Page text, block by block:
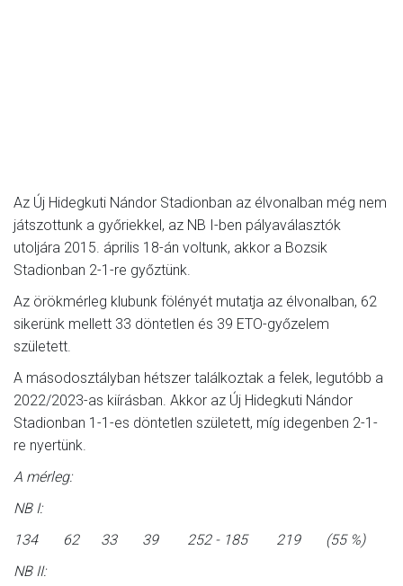
Az Új Hidegkuti Nándor Stadionban az élvonalban még nem
játszottunk a győriekkel, az NB I-ben pályaválasztók
utoljára 2015. április 18-án voltunk, akkor a Bozsik
Stadionban 2-1-re győztünk.
Az örökmérleg klubunk fölényét mutatja az élvonalban, 62
sikerünk mellett 33 döntetlen és 39 ETO-győzelem
született.
A másodosztályban hétszer találkoztak a felek, legutóbb a
2022/2023-as kiírásban. Akkor az Új Hidegkuti Nándor
Stadionban 1-1-es döntetlen született, míg idegenben 2-1-
re nyertünk.
A mérleg:
NB I:
134 62 33 39 252 - 185 219 (55 %)
NB II: